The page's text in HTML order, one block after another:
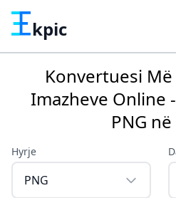
kpic
Konvertuesi Më
Imazheve Online
PNG në
Hyrje
PNG